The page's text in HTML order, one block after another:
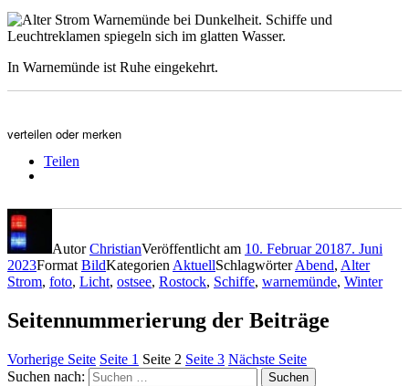
In Warnemünde ist Ruhe eingekehrt.
verteilen oder merken
Teilen
AutorChristianVeröffentlicht am 10. Februar 20187. Juni
2023Format BildKategorien AktuellSchlagwörterAbend, Alter
Strom, foto, Licht, ostsee, Rostock, Schiffe, warnemünde, Winter
Seitennummerierung der Beiträge
Vorherige Seite Seite 1 Seite 2 Seite 3 Nächste Seite
Suchen nach:
Suchen